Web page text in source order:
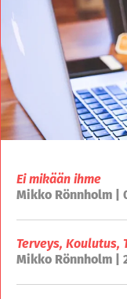
Ei mikään ihme
Mikko Rönnholm |
Terveys, Koulutus,
Mikko Rönnholm |